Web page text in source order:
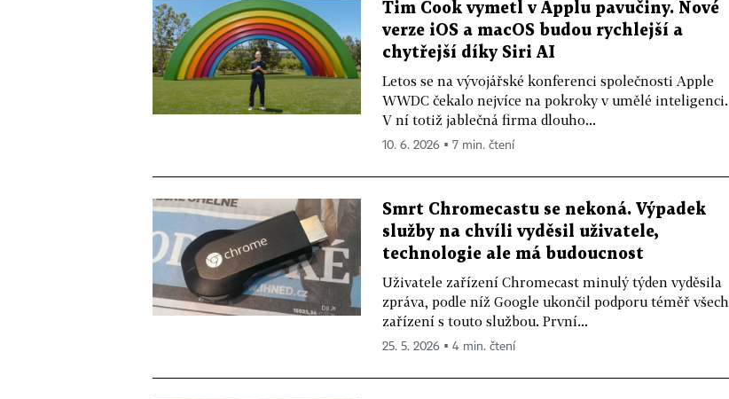
Tim Cook vymetl v Applu pavučiny. Nové
verze iOS a macOS budou rychlejší a
chytřejší díky Siri AI
Letos se na vývojářské konferenci společnosti Apple
WWDC čekalo nejvíce na pokroky v umělé inteligenci.
V ní totiž jablečná firma dlouho...
10. 6. 2026 ▪ 7 min. čtení
Smrt Chromecastu se nekoná. Výpadek
služby na chvíli vyděsil uživatele,
technologie ale má budoucnost
Uživatele zařízení Chromecast minulý týden vyděsila
zpráva, podle níž Google ukončil podporu téměř všech
zařízení s touto službou. První...
25. 5. 2026 ▪ 4 min. čtení